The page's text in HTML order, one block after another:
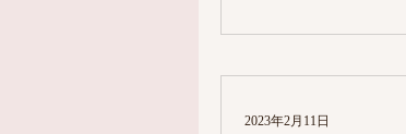
2023年2月11日